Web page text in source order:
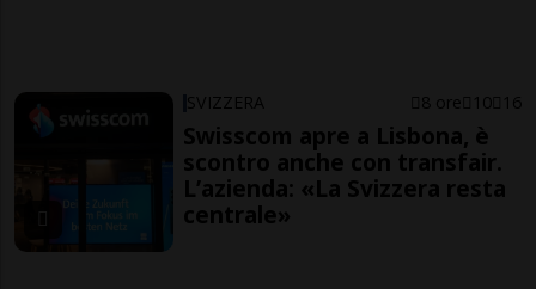
SVIZZERA 8 ore 10 16
Swisscom apre a Lisbona, è
scontro anche con transfair.
L’azienda: «La Svizzera resta
centrale»